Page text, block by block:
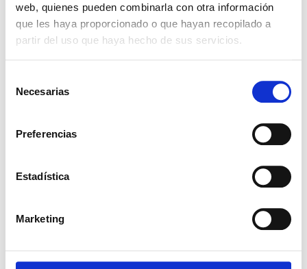
web, quienes pueden combinarla con otra información
que les haya proporcionado o que hayan recopilado a
partir del uso que haya hecho de sus servicios.
Necesarias
Preferencias
Estadística
Marketing
TURPINAL SL
SYMTRIOL®